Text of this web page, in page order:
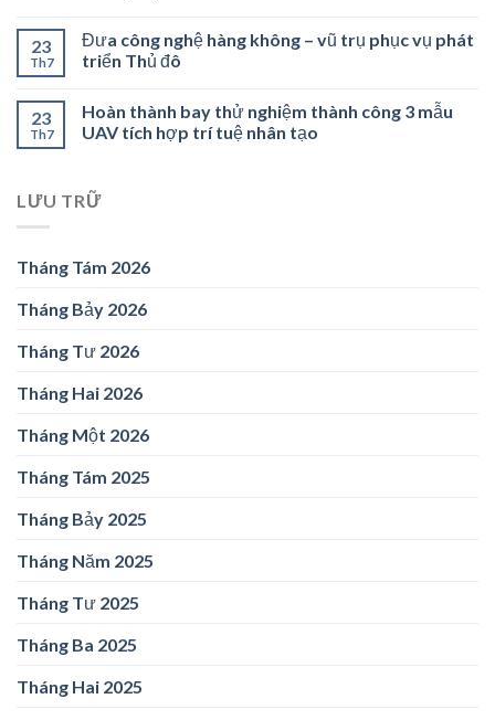
23
Th7
Đưa công nghệ hàng không – vũ trụ phục vụ phát
triển Thủ đô
23
Th7
Hoàn thành bay thử nghiệm thành công 3 mẫu
UAV tích hợp trí tuệ nhân tạo
LƯU TRỮ
Tháng Tám 2026
Tháng Bảy 2026
Tháng Tư 2026
Tháng Hai 2026
Tháng Một 2026
Tháng Tám 2025
Tháng Bảy 2025
Tháng Năm 2025
Tháng Tư 2025
Tháng Ba 2025
Tháng Hai 2025